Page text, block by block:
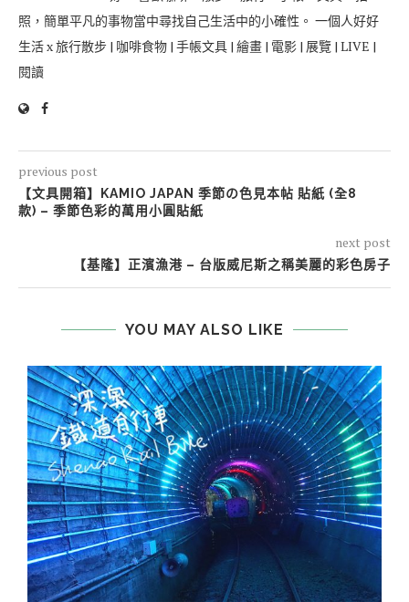
照，簡單平凡的事物當中尋找自己生活中的小確性。 一個人好好
生活 x 旅行散步 | 咖啡食物 | 手帳文具 | 繪畫 | 電影 | 展覽 | LIVE |
閱讀
previous post
【文具開箱】KAMIO JAPAN 季節の色見本帖 貼紙 (全8
款) – 季節色彩的萬用小圓貼紙
next post
【基隆】正濱漁港 – 台版威尼斯之稱美麗的彩色房子
YOU MAY ALSO LIKE